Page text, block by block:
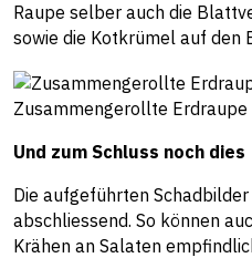
Raupe selber auch die
sowie die Kotkrümel auf den
Zusammengerollte Erdraupe
Und zum Schluss noch dies
Die aufgeführten
abschliessend. So können
Krähen an Salaten